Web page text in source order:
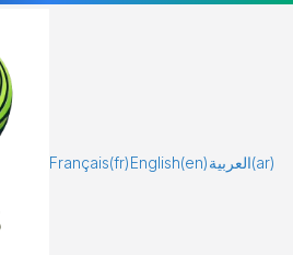
Français(fr) English(en)العربية(ar)